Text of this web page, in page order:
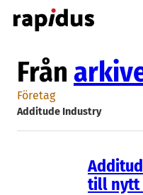
Hoppa
till
Från
Företag
Additude Industry
till nytt